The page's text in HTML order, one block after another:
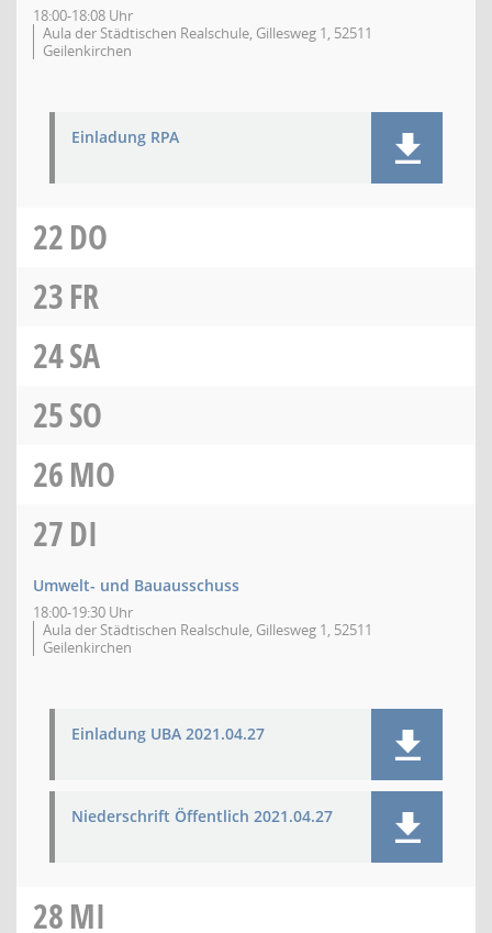
18:00-18:08 Uhr
Aula der Städtischen Realschule, Gillesweg 1, 52511
Geilenkirchen
Einladung RPA
22DO
23FR
24SA
25SO
26MO
27DI
Umwelt- und Bauausschuss
18:00-19:30 Uhr
Aula der Städtischen Realschule, Gillesweg 1, 52511
Geilenkirchen
Einladung UBA 2021.04.27
Niederschrift Öffentlich 2021.04.27
28MI